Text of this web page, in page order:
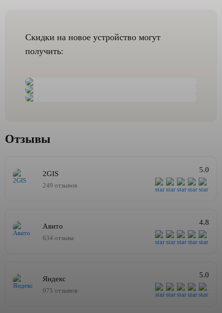
Скидки на новое устройство могут
получить:
Отзывы
2GIS
249 отзывов
5.0
Авито
634 отзыва
4.8
Яндекс
975 отзывов
5.0